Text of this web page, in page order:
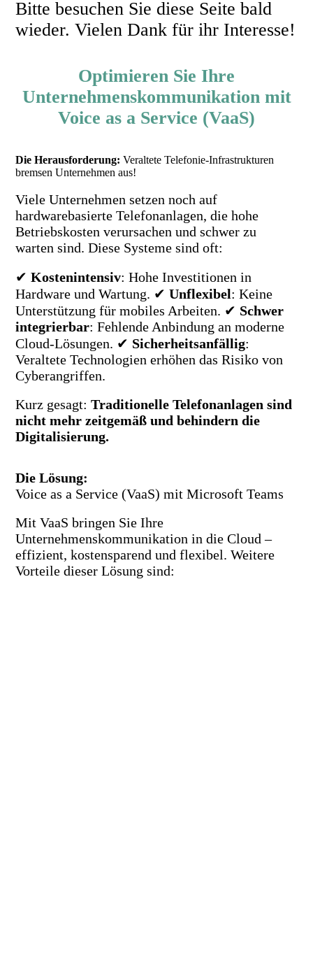
Bitte besuchen Sie diese Seite bald
wieder. Vielen Dank für ihr Interesse!
Optimieren Sie Ihre
Unternehmenskommunikation mit
Voice as a Service (VaaS)
Die Herausforderung: Veraltete Telefonie-Infrastrukturen
bremsen Unternehmen aus!
Viele Unternehmen setzen noch auf
hardwarebasierte Telefonanlagen, die hohe
Betriebskosten verursachen und schwer zu
warten sind. Diese Systeme sind oft:
✔Kostenintensiv: Hohe Investitionen in
Hardware und Wartung. ✔Unflexibel: Keine
Unterstützung für mobiles Arbeiten. ✔ Schwer
integrierbar: Fehlende Anbindung an moderne
Cloud-Lösungen. ✔ Sicherheitsanfällig:
Veraltete Technologien erhöhen das Risiko von
Cyberangriffen.
Kurz gesagt:Traditionelle Telefonanlagen sind
nicht mehr zeitgemäß und behindern die
Digitalisierung.
Die Lösung:
Voice as a Service (VaaS) mit Microsoft Teams
Mit VaaS bringen Sie Ihre
Unternehmenskommunikation in die Cloud –
effizient, kostensparend und flexibel. Weitere
Vorteile dieser Lösung sind: